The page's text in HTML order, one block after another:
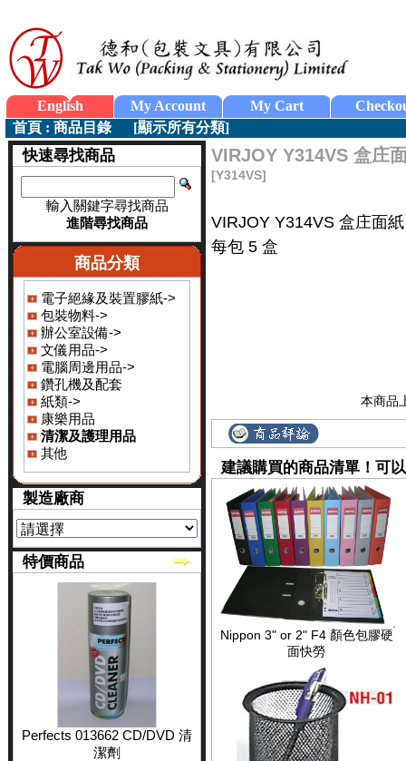
English My Account My Cart
首頁 : 商品目錄[顯示所有分類]
快速尋找商品
輸入關鍵字尋找商品
進階尋找商品
商品分類
電子絕緣及裝置膠紙->
包裝物料->
辦公室設備->
文儀用品->
電腦周邊用品->
鑽孔機及配套
紙類->
康樂用品
清潔及護理用品
其他
製造廠商
特價商品
Perfects 013662 CD/DVD 清
潔劑
VIRJOY Y314VS 盒庄
[Y314VS]
VIRJOY Y314VS 盒庄面紙
每包 5 盒
本商品
建議購買的商品清單！可
Nippon 3" or 2" F4 顏色包膠硬
面快勞